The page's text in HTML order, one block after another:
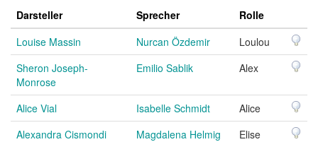
Darsteller Sprecher
Rolle
Louise Massin
Nurcan Özdemir
Loulou
Sheron Joseph-
Monrose
Emilio Sablik Alex
Alice Vial Isabelle Schmidt
Alice
Alexandra Cismondi
Magdalena Helmig
Elise